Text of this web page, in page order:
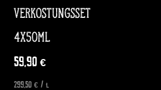
Verkostungsset
4x50ml
59,90€
299,50€ /l